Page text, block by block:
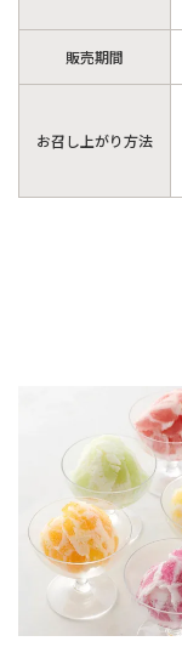
販売期間
お召し上がり方法